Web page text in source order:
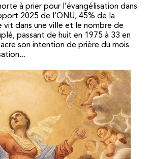
à prier pour l’évangélisation dans
2025 de l’ONU, 45% de la
vit dans une ville et le nombre de
passant de huit en 1975 à 33 en
son intention de prière du mois